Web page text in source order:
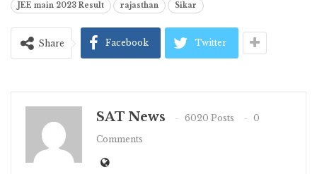
JEE main 2023 Result
rajasthan Sikar
Share Facebook Twitter
SAT News 6020 Posts
0
Comments